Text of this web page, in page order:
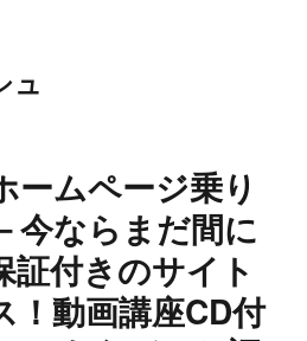
ュ
ームページ乗り
今ならまだ間に
証付きのサイト
！動画講座CD付